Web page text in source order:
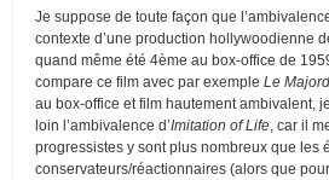
Je suppose de toute façon que
contexte d’une production hollywoodienne
quand même été 4ème au box-office de
compare ce film avec par exemple Le
au box-office et film hautement ambivalent,
loin l’ambivalence d’Imitation of Life , car il
progressistes y sont plus nombreux que les
conservateurs/réactionnaires (alors que